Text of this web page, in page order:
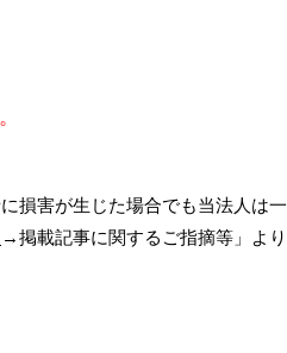
損害が生じた場合でも当法人は一
→掲載記事に関するご指摘等」より